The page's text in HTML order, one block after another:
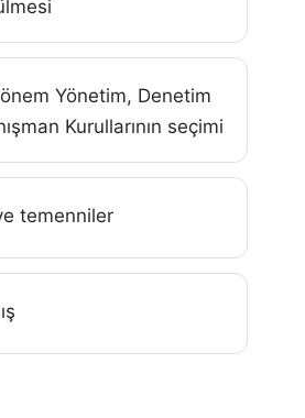
Yönetim, Denetim
Kurullarının seçimi
temenniler